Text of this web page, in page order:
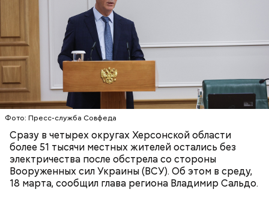
Фото: Пресс-служба Совфеда
Сразу в четырех округах Херсонской области
более 51 тысячи местных жителей остались без
электричества после обстрела со стороны
Вооруженных сил Украины (ВСУ). Об этом в среду,
18 марта, сообщил глава региона Владимир Сальдо.
Блогеру грозило до семи лет лишения свободы.